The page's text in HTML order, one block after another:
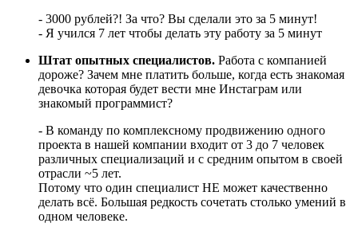
- 3000 рублей?! За что? Вы сделали это за 5 минут!
- Я учился 7 лет чтобы делать эту работу за 5 минут
Штат опытных специалистов. Работа с компанией
дороже? Зачем мне платить больше, когда есть знакомая
девочка которая будет вести мне Инстаграм или
знакомый программист?
- В команду по комплексному продвижению одного
проекта в нашей компании входит от 3 до 7 человек
различных специализаций и с средним опытом в своей
отрасли ~5 лет.
Потому что один специалист НЕ может качественно
делать всё. Большая редкость сочетать столько умений в
одном человеке.